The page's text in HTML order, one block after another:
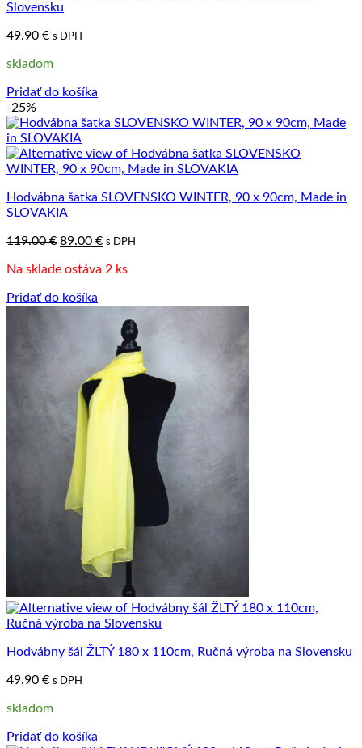
Slovensku
49.90 € s DPH
skladom
Pridať do košíka
-25%
Hodvábna šatka SLOVENSKO WINTER, 90 x 90cm, Made in
SLOVAKIA
119.00€ Pôvodná
bola:
89.00 €Aktuálna
je:
s DPH
Na sklade ostáva 2 ks
Pridať do košíka
Hodvábny šál ŽLTÝ 180 x 110cm, Ručná výroba na Slovensku
49.90 € s DPH
skladom
Pridať do košíka